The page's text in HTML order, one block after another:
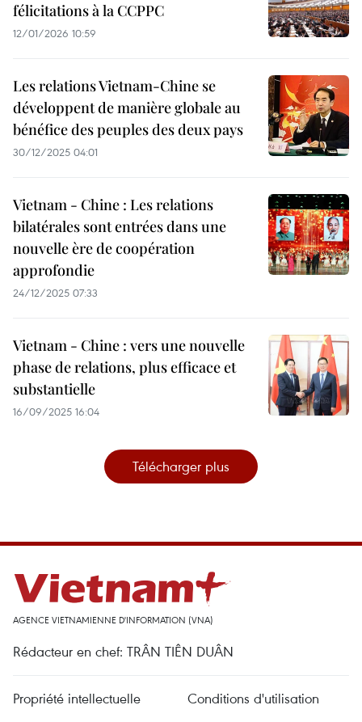
félicitations à la CCPPC
12/01/2026 10:59
Les relations Vietnam-Chine se
développent de manière globale au
bénéfice des peuples des deux pays
30/12/2025 04:01
Vietnam - Chine : Les relations
bilatérales sont entrées dans une
nouvelle ère de coopération
approfondie
24/12/2025 07:33
Vietnam - Chine : vers une nouvelle
phase de relations, plus efficace et
substantielle
16/09/2025 16:04
Télécharger plus
AGENCE VIETNAMIENNE D'INFORMATION (VNA)
Rédacteur en chef: TRÂN TIÊN DUÂN
Propriété intellectuelle
Conditions d'utilisation